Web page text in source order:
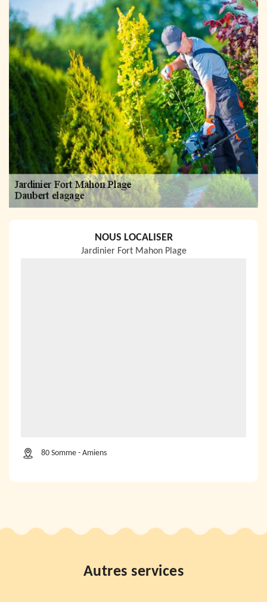
NOUS LOCALISER
Jardinier Fort Mahon Plage
80 Somme - Amiens
Autres services